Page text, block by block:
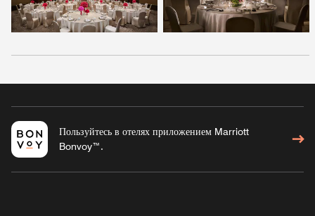
Пользуйтесь в отелях приложением Marriott
Bonvoy™.